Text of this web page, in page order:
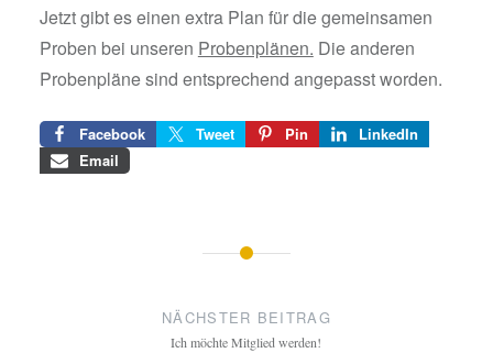
Jetzt gibt es einen extra Plan für die gemeinsamen
Proben bei unseren Probenplänen. Die anderen
Probenpläne sind entsprechend angepasst worden.
Facebook Tweet Pin
LinkedIn
Email
NÄCHSTER BEITRAG
Ich möchte Mitglied werden!